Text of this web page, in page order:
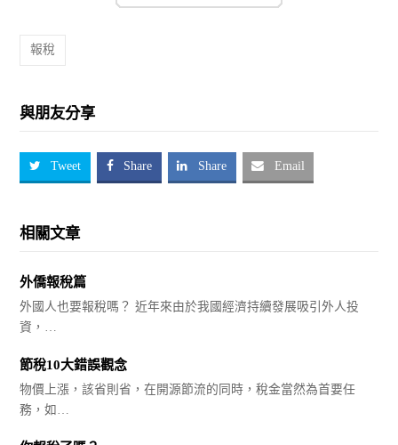
報稅
與朋友分享
Tweet Share Share Email
相關文章
外僑報稅篇
外國人也要報稅嗎？ 近年來由於我國經濟持續發展吸引外人投
資，…
節稅10大錯誤觀念
物價上漲，該省則省，在開源節流的同時，稅金當然為首要任
務，如…